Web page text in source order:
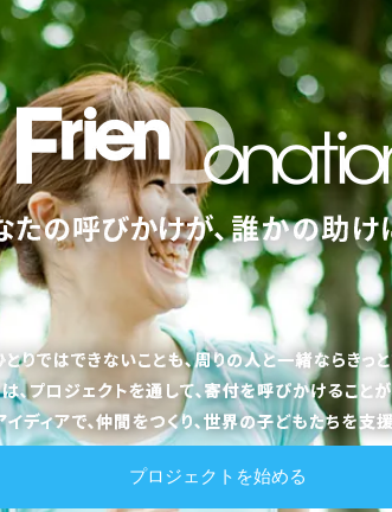
プロジェクトを始める